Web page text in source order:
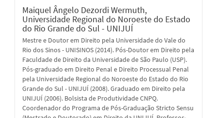
Maiquel Ângelo Dezordi Wermuth,
Universidade Regional do Noroeste do Estado
do Rio Grande do Sul - UNIJUÍ
Mestre e Doutor em Direito pela Universidade do Vale do
Rio dos Sinos - UNISINOS (2014). Pós-Doutor em Direito pela
Faculdade de Direito da Universidade de São Paulo (USP).
Pós-graduado em Direito Penal e Direito Processual Penal
pela Universidade Regional do Noroeste do Estado do Rio
Grande do Sul - UNIJUÍ (2008). Graduado em Direito pela
UNIJUÍ (2006). Bolsista de Produtividade CNPQ.
Coordenador do Programa de Pós-Graduação Stricto Sensu